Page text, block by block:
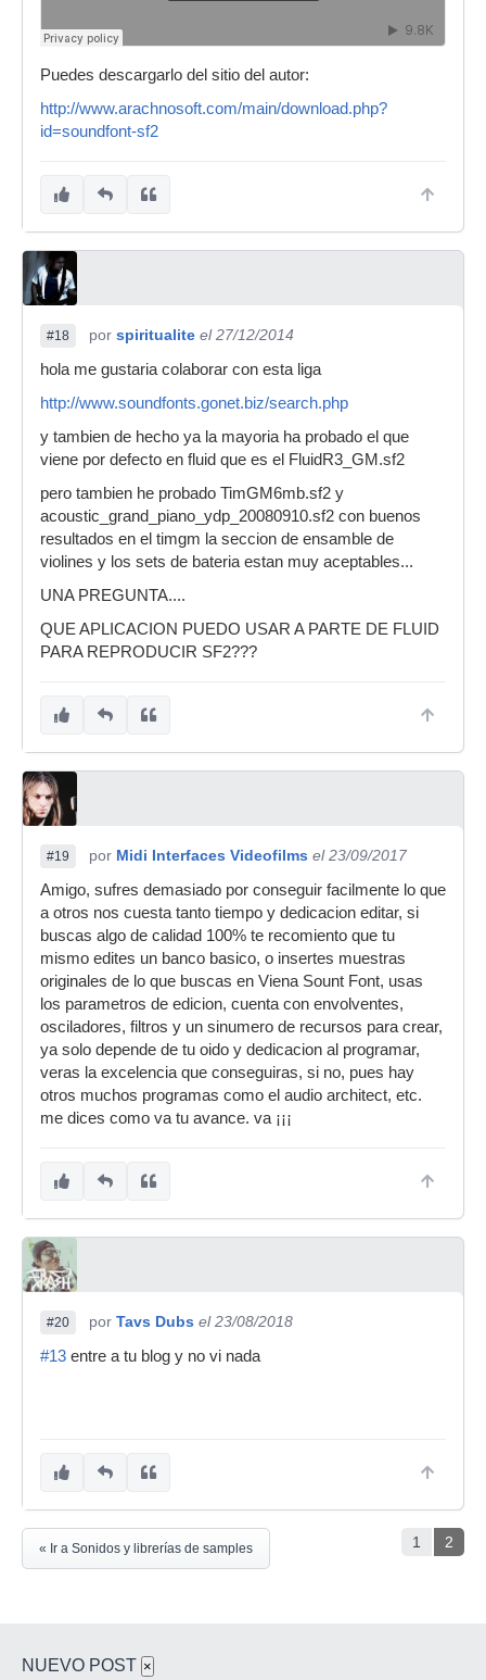
Puedes descargarlo del sitio del autor:
http://www.arachnosoft.com/main/download.php?
id=soundfont-sf2
#18 por spiritualite el 27/12/2014
hola me gustaria colaborar con esta liga
http://www.soundfonts.gonet.biz/search.php
y tambien de hecho ya la mayoria ha probado el que
viene por defecto en fluid que es el FluidR3_GM.sf2
pero tambien he probado TimGM6mb.sf2 y
acoustic_grand_piano_ydp_20080910.sf2 con buenos
resultados en el timgm la seccion de ensamble de
violines y los sets de bateria estan muy aceptables...
UNA PREGUNTA....
QUE APLICACION PUEDO USAR A PARTE DE FLUID
PARA REPRODUCIR SF2???
#19 por Midi Interfaces Videofilms el 23/09/2017
Amigo, sufres demasiado por conseguir facilmente lo que
a otros nos cuesta tanto tiempo y dedicacion editar, si
buscas algo de calidad 100% te recomiento que tu
mismo edites un banco basico, o insertes muestras
originales de lo que buscas en Viena Sount Font, usas
los parametros de edicion, cuenta con envolventes,
osciladores, filtros y un sinumero de recursos para crear,
ya solo depende de tu oido y dedicacion al programar,
veras la excelencia que conseguiras, si no, pues hay
otros muchos programas como el audio architect, etc.
me dices como va tu avance. va ¡¡¡
#20 por Tavs Dubs el 23/08/2018
#13 entre a tu blog y no vi nada
1 2
« Ir a Sonidos y librerías de samples
NUEVO POST ×